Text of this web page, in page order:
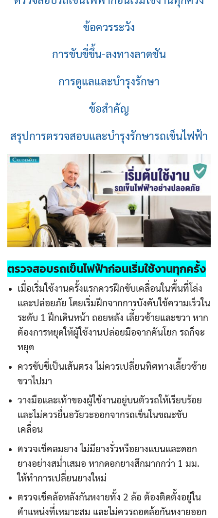
ข้อควรระวัง
การขับขี่ขึ้น-ลงทางลาดชัน
การดูแลและบำรุงรักษา
ข้อสำคัญ
สรุปการตรวจสอบและบำรุงรักษารถเข็นไฟฟ้า
ตรวจสอบรถเข็นไฟฟ้าก่อนเริ่มใช้งานทุกครั้ง
เมื่อเริ่มใช้งานครั้งแรกควรฝึกขับเคลื่อนในพื้นที่โล่ง
และปล่อยภัย โดยเริ่มฝึกจากการบังคับใช้ความเร็วใน
ระดับ 1 ฝึกเดินหน้า ถอยหลัง เลี้ยวซ้ายและขวา หาก
ต้องการหยุดให้ผู้ใช้งานปล่อยมือจากคันโยก รถก็จะ
หยุด
ควรขับขี่เป็นเส้นตรง ไม่ควรเปลี่ยนทิศทางเลี้ยวซ้าย
ขวาไปมา
วางมือและเท้าของผู้ใช้งานอยู่บนตัวรถให้เรียบร้อย
และไม่ควรยื่นอวัยวะออกจากรถเข็นในขณะขับ
เคลื่อน
ตรวจเช็คลมยาง ไม่มียางรั่วหรือยางแบนและดอก
ยางอย่างสม่ำเสมอ หากดอกยางสึกมากกว่า 1 มม.
ให้ทำการเปลี่ยนยางใหม่
ตรวจเช็คล้อหลังกันหงายทั้ง 2 ล้อ ต้องติดตั้งอยู่ใน
ตำแหน่งที่เหมาะสม และไม่ควรถอดล้อกันหงายออก